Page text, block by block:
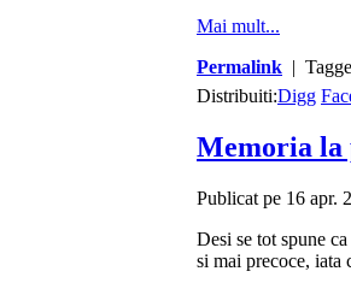
Mai mult...
Permalink |
Distribuiti:Digg
Memoria la
Publicat pe 16 apr.
Desi se tot spune
si mai precoce, iata